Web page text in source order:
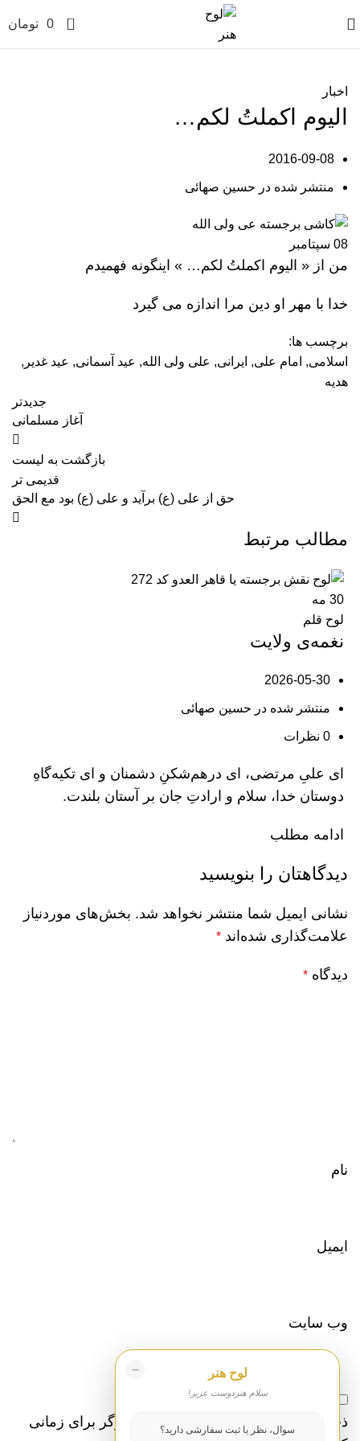
0
0 تومان
اخبار
الیوم اکملتُ لکم…
2016-09-08
منتشر شده در حسین صهائی
08 سپتامبر
من از « الیوم اکملتُ لکم… » اینگونه فهمیدم
خدا با مهر او دین مرا اندازه می گیرد
برچسب ها:
اسلامی, امام علی, ایرانی, علی ولی الله, عید آسمانی, عید غدیر ,
هدیه
جدیدتر
آغاز مسلمانی
بازگشت به لیست
قدیمی تر
حق از علی (ع) برآید و علی (ع) بود مع الحق
مطالب مرتبط
30 مه
لوح قلم
نغمه‌ی ولایت
2026-05-30
منتشر شده در حسین صهائی
0 نظرات
ای علیِ مرتضی، ای درهم‌شکنِ دشمنان و ای تکیه‌گاهِ
دوستان خدا، سلام و ارادتِ جان بر آستان بلندت.
ادامه مطلب
دیدگاهتان را بنویسید
نشانی ایمیل شما منتشر نخواهد شد. بخش‌های موردنیاز
علامت‌گذاری شده‌اند *
دیدگاه *
نام
ایمیل
وب‌ سایت
ذخیره نام، ایمیل و وبسایت من در مرورگر برای زمانی
− لوح هنر
سلام هنردوست عزیز!
سوال، نظر یا ثبت سفارشی دارید؟